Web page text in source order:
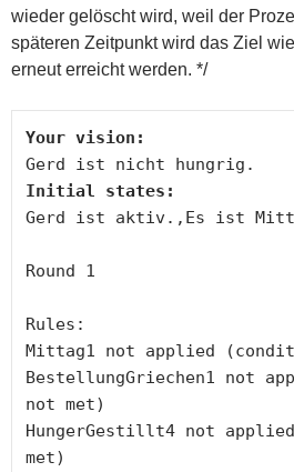
wieder gelöscht wird, weil der
späteren Zeitpunkt wird das Ziel
erneut erreicht werden. */
Your vision:
Initial states:
Gerd ist aktiv.,Es ist
Round 1
Rules:
Mittag1 not applied
BestellungGriechen1 not
not met)
HungerGestillt4 not
met)